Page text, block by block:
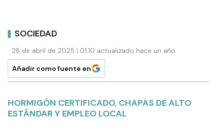
SOCIEDAD
28 de abril de 2025 | 01:10 actualizado hace un año
Añadir como fuente en
HORMIGÓN CERTIFICADO, CHAPAS DE ALTO
ESTÁNDAR Y EMPLEO LOCAL